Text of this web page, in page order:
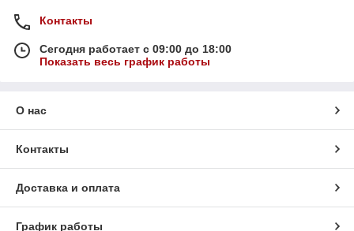
Контакты
Сегодня работает с 09:00 до 18:00
Показать весь график работы
О нас
Контакты
Доставка и оплата
График работы